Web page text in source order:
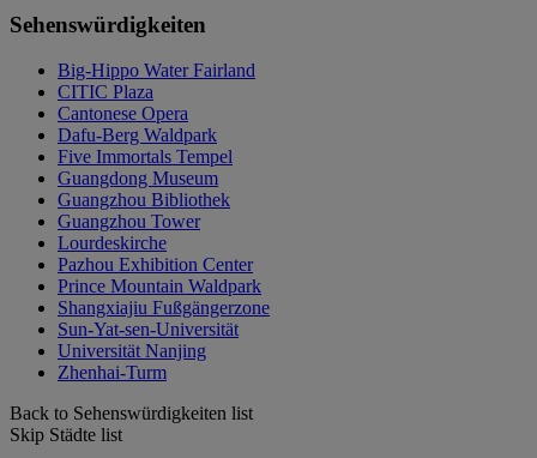
Sehenswürdigkeiten
Big-Hippo Water Fairland
CITIC Plaza
Cantonese Opera
Dafu-Berg Waldpark
Five Immortals Tempel
Guangdong Museum
Guangzhou Bibliothek
Guangzhou Tower
Lourdeskirche
Pazhou Exhibition Center
Prince Mountain Waldpark
Shangxiajiu Fußgängerzone
Sun-Yat-sen-Universität
Universität Nanjing
Zhenhai-Turm
Back to Sehenswürdigkeiten list
Skip Städte list